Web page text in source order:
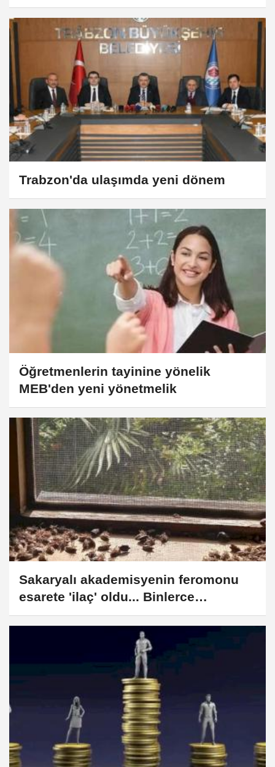
Trabzon'da ulaşımda yeni dönem
Öğretmenlerin tayinine yönelik
MEB'den yeni yönetmelik
Sakaryalı akademisyenin feromonu
esarete 'ilaç' oldu... Binlerce
kokarcanın istila kabusunu